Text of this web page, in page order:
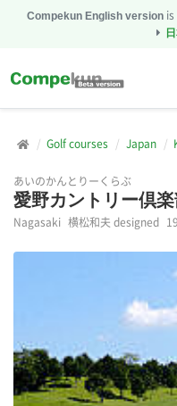
Compekun English version
Golf courses Japan
あいのかんとりーくらぶ
愛野カントリー倶
Nagasaki 横松和夫 designed